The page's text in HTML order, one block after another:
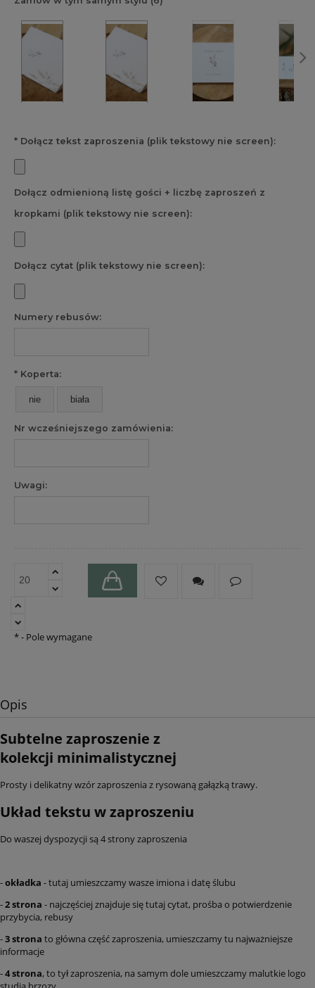
* Dołącz tekst zaproszenia (plik tekstowy nie screen):
Dołącz odmienioną listę gości + liczbę zaproszeń z
kropkami (plik tekstowy nie screen):
Dołącz cytat (plik tekstowy nie screen):
Numery rebusów:
* Koperta:
nie biała
Nr wcześniejszego zamówienia:
Uwagi:
*- Pole wymagane
Opis
Subtelne zaproszenie z
kolekcji minimalistycznej
Prosty i delikatny wzór zaproszenia z rysowaną gałązką trawy.
Układ tekstu w zaproszeniu
Do waszej dyspozycji są 4 strony zaproszenia
-okładka - tutaj umieszczamy wasze imiona i datę ślubu
-2 strona - najczęściej znajduje się tutaj cytat, prośba o potwierdzenie
przybycia, rebusy
-3 strona to główna część zaproszenia, umieszczamy tu najważniejsze
informacje
-4 strona, to tył zaproszenia, na samym dole umieszczamy malutkie logo